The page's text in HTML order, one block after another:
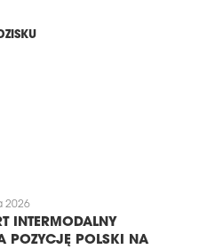
2026
INTERMODALNY
POZYCJĘ POLSKI NA